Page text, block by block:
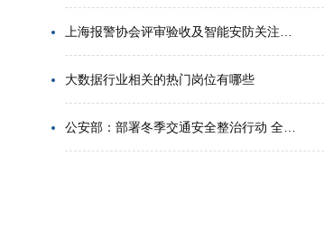
大数据行业相关的热门岗位有哪些